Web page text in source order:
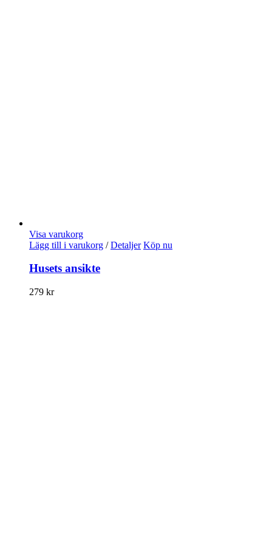
Visa varukorg
Lägg till i varukorg / Detaljer Köp nu
Husets ansikte
279 kr